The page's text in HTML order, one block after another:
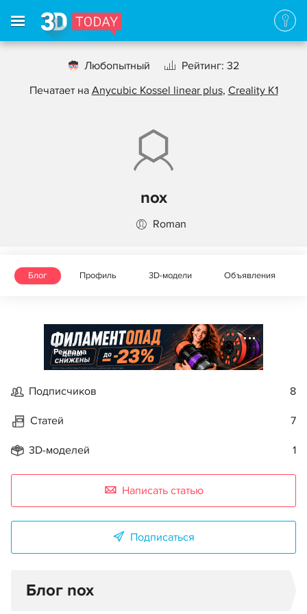
Любопытный
Рейтинг: 32
Печатает на Anycubic Kossel linear plus, Creality K1
nox
Roman
Блог Профиль 3D-модели Объявления
Реклама
Подписчиков 8
Статей 7
3D-моделей 1
Написать статью
Подписаться
Блог nox